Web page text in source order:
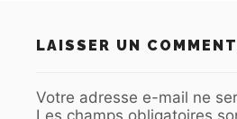
LAISSER UN
Votre adresse e-mail ne